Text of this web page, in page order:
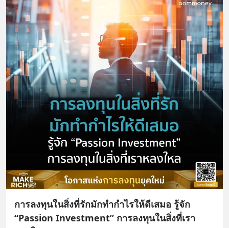
การลงทุนในสิ่งที่รักมักทำกำไรให้ดีเสมอ รู้จัก
“Passion Investment” การลงทุนในสิ่งที่เรา